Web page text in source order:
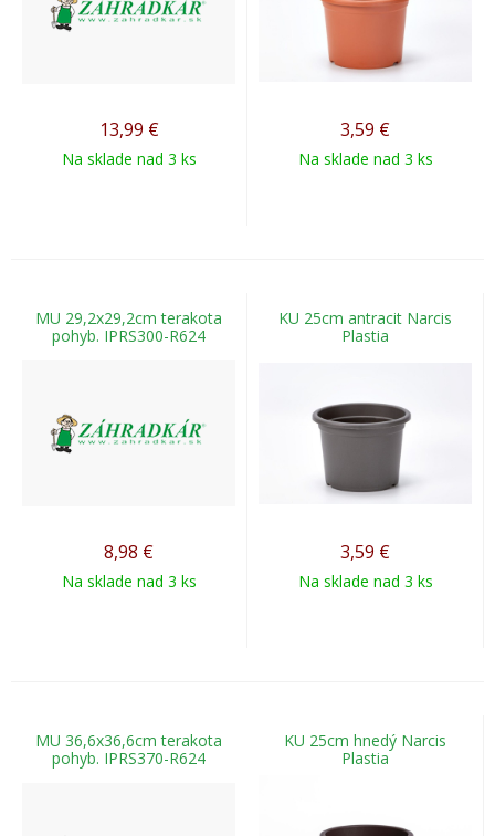
13,99 €
Na sklade nad 3 ks
3,59 €
Na sklade nad 3 ks
MU 29,2x29,2cm terakota
pohyb. IPRS300-R624
8,98 €
Na sklade nad 3 ks
KU 25cm antracit Narcis
Plastia
3,59 €
Na sklade nad 3 ks
MU 36,6x36,6cm terakota
pohyb. IPRS370-R624
KU 25cm hnedý Narcis
Plastia